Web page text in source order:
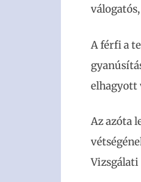
A férfi a
elhagyott
Az azóta
Vizsgálati